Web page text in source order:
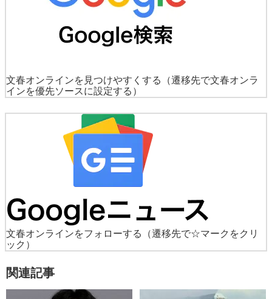
文春オンラインを見つけやすくする
（遷移先で文春オンラ
インを優先ソースに設定する）
文春オンラインをフォローする
（遷移先で☆マークをクリ
ック）
関連記事